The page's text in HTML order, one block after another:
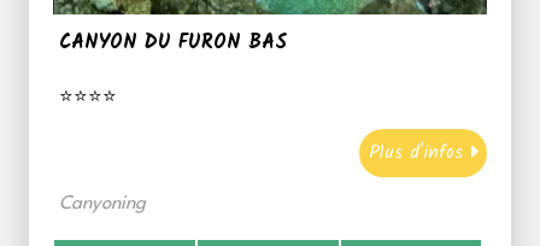
CANYON DU FURON BAS
⭐⭐⭐⭐
Plus d'infos
Canyoning